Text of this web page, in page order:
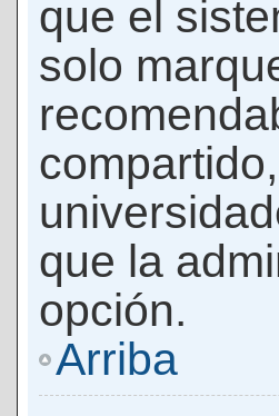
que el
solo
que la
opción.
Arriba